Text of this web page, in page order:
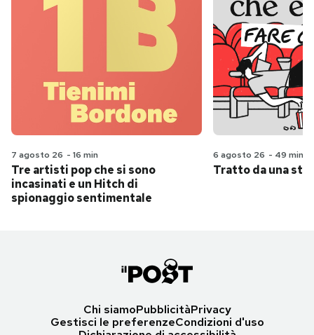
7 agosto 26 - 16 min
Tre artisti pop che si sono
incasinati e un Hitch di
spionaggio sentimentale
6 agosto 26 - 49 min
Tratto da una
Chi siamoPubblicitàPrivacy
Gestisci le preferenzeCondizioni d'uso